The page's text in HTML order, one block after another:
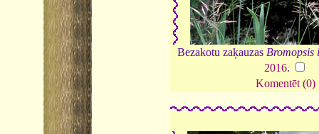
Bezakotu zaķauzas Bromopsis
2016.
Komentēt (0)